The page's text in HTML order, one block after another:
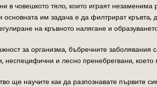
в човешкото тяло, които играят
основната им задача е да филтрират
на кръвното налягане и
за организма, бъбречните
неспецифични и лесно пренебрегвани,
ще научите как да разпознавате